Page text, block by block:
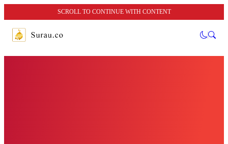
SCROLL TO CONTINUE WITH CONTENT